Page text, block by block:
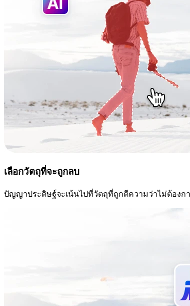
เลือกวัตถุที่จะถูกลบ
ปัญญาประดิษฐ์จะเน้นไปที่วัตถุที่ถูกตีความว่าไม่ต้อง